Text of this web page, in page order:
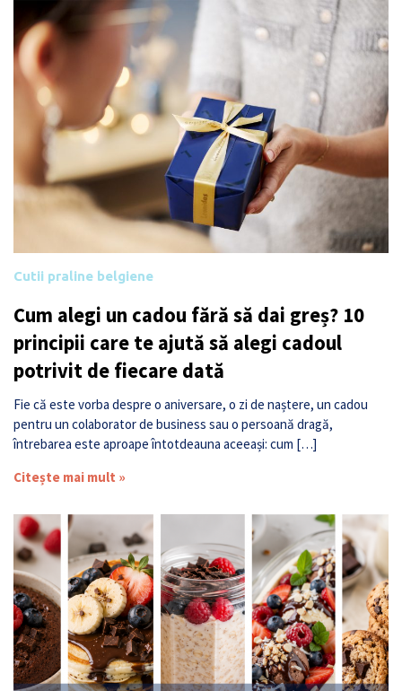
Cutii praline belgiene
Cum alegi un cadou fără să dai greș? 10
principii care te ajută să alegi cadoul
potrivit de fiecare dată
Fie că este vorba despre o aniversare, o zi de naștere, un cadou
pentru un colaborator de business sau o persoană dragă,
întrebarea este aproape întotdeauna aceeași: cum […]
Citește mai mult »